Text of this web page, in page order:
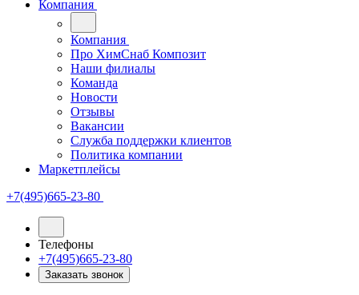
Компания
Компания
Про ХимСнаб Композит
Наши филиалы
Команда
Новости
Отзывы
Вакансии
Служба поддержки клиентов
Политика компании
Маркетплейсы
+7(495)665-23-80
Телефоны
+7(495)665-23-80
Заказать звонок